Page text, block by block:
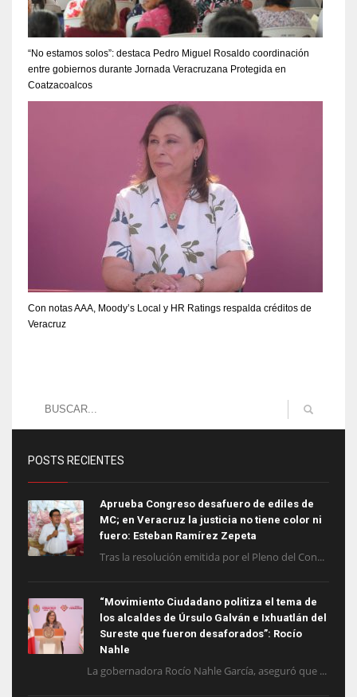
“No estamos solos”: destaca Pedro Miguel Rosaldo coordinación
entre gobiernos durante Jornada Veracruzana Protegida en
Coatzacoalcos
Con notas AAA, Moody’s Local y HR Ratings respalda créditos de
Veracruz
POSTS RECIENTES
Aprueba Congreso desafuero de ediles de
MC; en Veracruz la justicia no tiene color ni
fuero: Esteban Ramírez Zepeta
Tras la resolución emitida por el Pleno del Con...
“Movimiento Ciudadano politiza el tema de
los alcaldes de Úrsulo Galván e Ixhuatlán del
Sureste que fueron desaforados”: Rocío
Nahle
La gobernadora Rocío Nahle García, aseguró que ...